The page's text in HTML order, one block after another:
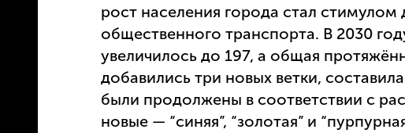
рост населения города стал стимулом
общественного транспорта. В 2030
увеличилось до 197, а общая
добавились три новых ветки,
были продолжены в соответствии с
новые — “синяя”, “золотая” и